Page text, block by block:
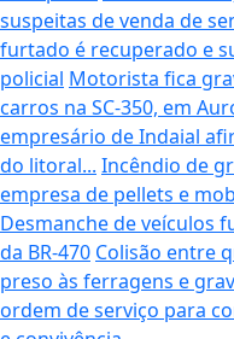
suspeitas de venda de
furtado é recuperado e
policial Motorista fica
carros na SC-350, em
empresário de Indaial
do litoral... Incêndio de
empresa de pellets e
Desmanche de veículos
da BR-470 Colisão entre
preso às ferragens e
ordem de serviço para